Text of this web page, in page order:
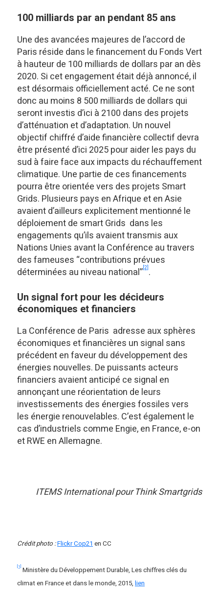
100 milliards par an pendant 85 ans
Une des avancées majeures de l’accord de
Paris réside dans le financement du Fonds Vert
à hauteur de 100 milliards de dollars par an dès
2020. Si cet engagement était déjà annoncé, il
est désormais officiellement acté. Ce ne sont
donc au moins 8 500 milliards de dollars qui
seront investis d’ici à 2100 dans des projets
d’atténuation et d’adaptation. Un nouvel
objectif chiffré d’aide financière collectif devra
être présenté d’ici 2025 pour aider les pays du
sud à faire face aux impacts du réchauffement
climatique. Une partie de ces financements
pourra être orientée vers des projets Smart
Grids. Plusieurs pays en Afrique et en Asie
avaient d’ailleurs explicitement mentionné le
déploiement de smart Grids dans les
engagements qu’ils avaient transmis aux
Nations Unies avant la Conférence au travers
des fameuses “contributions prévues
déterminées au niveau national”[2] .
Un signal fort pour les décideurs
économiques et financiers
La Conférence de Paris adresse aux sphères
économiques et financières un signal sans
précédent en faveur du développement des
énergies nouvelles. De puissants acteurs
financiers avaient anticipé ce signal en
annonçant une réorientation de leurs
investissements des énergies fossiles vers
les énergie renouvelables. C’est également le
cas d’industriels comme Engie, en France, e-on
et RWE en Allemagne.
ITEMS International pour Think Smartgrids
Crédit photo :Flickr Cop21en CC
[1] Ministère du Développement Durable, Les chiffres clés du
climat en France et dans le monde, 2015, lien